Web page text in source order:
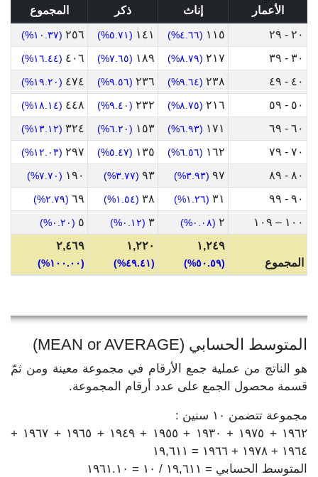
الأعمار
إناث ذكر
المجموع
٢٠ - ٢٩
١١٥ (٤.٦٦%) ١٤١ (٥.٧١%) ٢٥٦ (١٠.٣٧%)
٣٠ - ٣٩ ٢١٧ (٨.٧٩%) ١٨٩ (٧.٦٥%) ٤٠٦ (١٦.٤٤%)
٤٠ - ٤٩ ٢٣٨ (٩.٦٤%) ٢٣٦ (٩.٥٦%) ٤٧٤ (١٩.٢٠%)
٥٠ - ٥٩ ٢١٦ (٨.٧٥%) ٢٣٢ (٩.٤٠%) ٤٤٨ (١٨.١٤%)
٦٠ - ٦٩ ١٧١ (٦.٩٣%) ١٥٣ (٦.٢٠%) ٣٢٤ (١٣.١٢%)
٧٠ - ٧٩ ١٦٢ (٦.٥٦%) ١٣٥ (٥.٤٧%) ٢٩٧ (١٢.٠٣%)
٨٠ - ٨٩ ٩٧ (٣.٩٣%) ٩٣ (٣.٧٧%) ١٩٠ (٧.٧٠%)
٩٠ - ٩٩ ٣١ (١.٢٦%) ٣٨ (١.٥٤%) ٦٩ (٢.٧٩%)
١٠٠ – ١٠٩ ٢ (٠.٠٨%) ٣ (٠.١٢%) ٥ (٠.٢٠%)
المجموع
١,٢٤٩
(٥٠.٥٩%)
١,٢٢٠
(٤٩.٤١%)
٢,٤٦٩
(١٠٠.٠٠%)
المتوسط الحسابي (MEAN or AVERAGE)
هو الناتج من عملية جمع الأرقام في مجموعة معينة ومن ثمّ
قسمة محصول الجمع على عدد أرقام المجموعة.
مجموعة تتضمن ١٠ سنين :
١٩٦٢ + ١٩٧٥ + ١٩٣٠ + ١٩٥٥ + ١٩٤٩ + ١٩٦٥ + ١٩٦٧ +
١٩٦٤ + ١٩٧٨ + ١٩٦٦ = ١٩,٦١١
المتوسط الحسابي = ١٩,٦١١ / ١٠ = ١٩٦١.١٠